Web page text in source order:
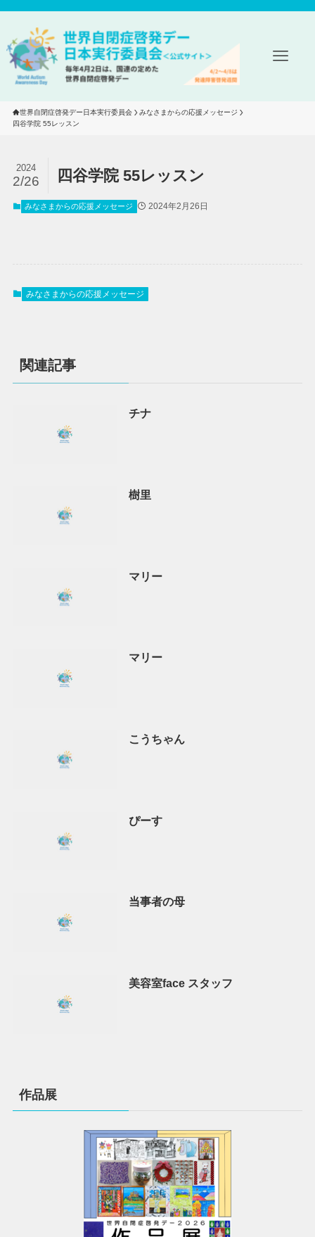
世界自閉症啓発デー日本実行委員会
みなさまからの応援メッセージ
四谷学院 55レッスン
四谷学院 55レッスン
2024
2/26
みなさまからの応援メッセージ 2024年2月26日
みなさまからの応援メッセージ
関連記事
チナ
樹里
マリー
マリー
こうちゃん
ぴーす
当事者の母
美容室face スタッフ
作品展